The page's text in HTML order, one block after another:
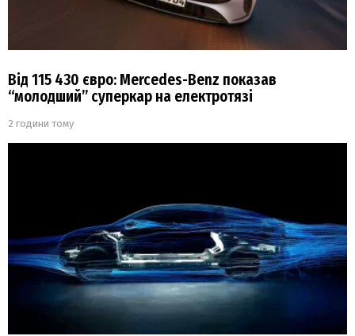
Від 115 430 євро: Mercedes-Benz показав
“молодший” суперкар на електротязі
2 години тому